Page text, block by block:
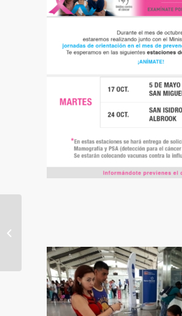
Calle El Balmoral por
montaje de Vigas U